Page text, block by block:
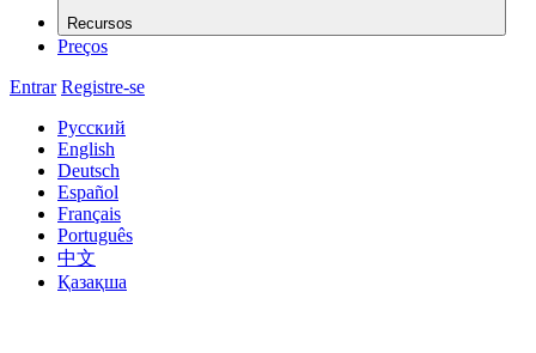
Recursos
Preços
Entrar Registre-se
Русский
English
Deutsch
Español
Français
Português
中文
Қазақша